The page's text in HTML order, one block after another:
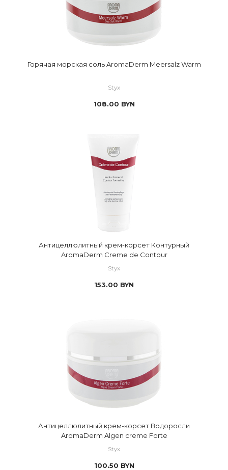
Горячая морская соль AromaDerm Meersalz Warm
Styx
108.00 BYN
Антицеллюлитный крем-корсет Контурный
AromaDerm Creme de Contour
Styx
153.00 BYN
Антицеллюлитный крем-корсет Водоросли
AromaDerm Algen creme Forte
Styx
100.50 BYN